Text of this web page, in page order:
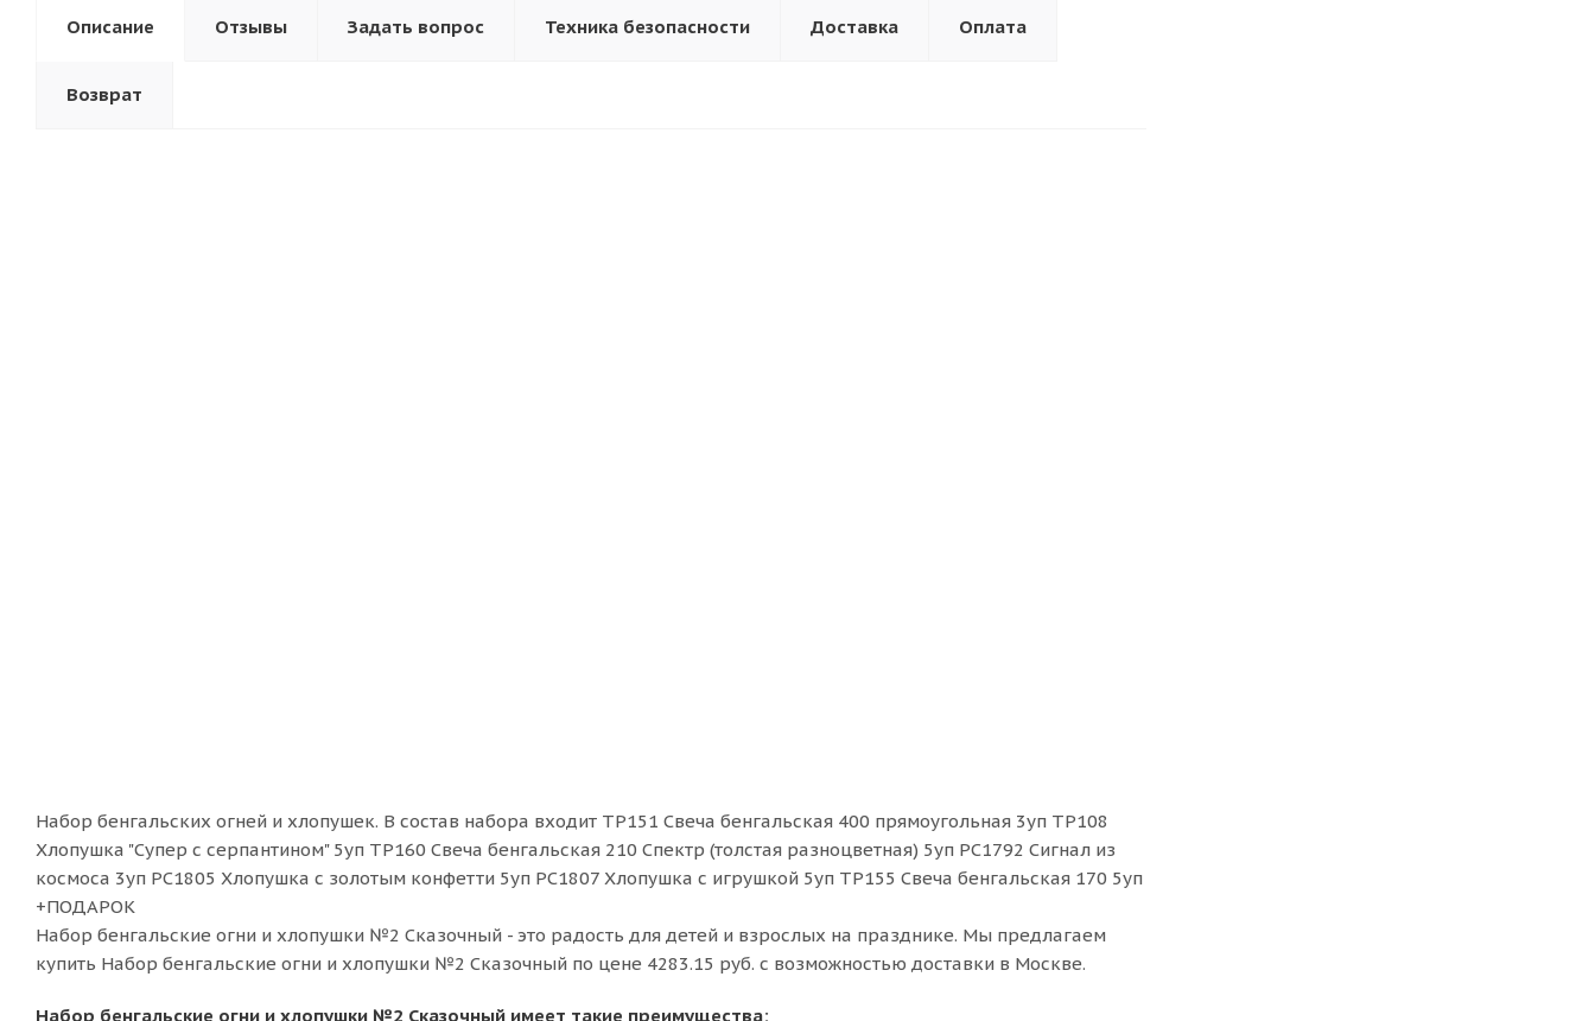
Описание Отзывы Задать вопрос Техника безопасности Доставка Оплата
Возврат
Набор бенгальских огней и хлопушек. В состав набора входит ТР151 Свеча бенгальская 400 прямоугольная 3уп ТР108
Хлопушка "Супер с серпантином" 5уп ТР160 Свеча бенгальская 210 Спектр (толстая разноцветная) 5уп РС1792 Сигнал из
космоса 3уп РС1805 Хлопушка с золотым конфетти 5уп РС1807 Хлопушка с игрушкой 5уп ТР155 Свеча бенгальская 170 5уп
+ПОДАРОК
Набор бенгальские огни и хлопушки №2 Сказочный - это радость для детей и взрослых на празднике. Мы предлагаем
купить Набор бенгальские огни и хлопушки №2 Сказочный по цене 4283.15 руб. с возможностью доставки в Москве.
Набор бенгальские огни и хлопушки №2 Сказочный имеет такие преимущества: